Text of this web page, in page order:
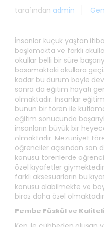
tarafından admin
İnsanlar küçük yaştan
başlamakta ve farklı
okullar belli bir süre
basamaktaki okullara
kadar bu durum böyle
sonra da eğitim hayatı
olmaktadır. İnsanlar
bunun bir tören ile
eğitim sonucunda
insanların büyük bir
olmaktadır. Mezuniyet
öğrenciler açısından son
konusu törenlerde
özel kıyafetler
farklı aksesuarların bu
konusu olabilmekte ve
biraz daha özel
Pembe Püskül ve